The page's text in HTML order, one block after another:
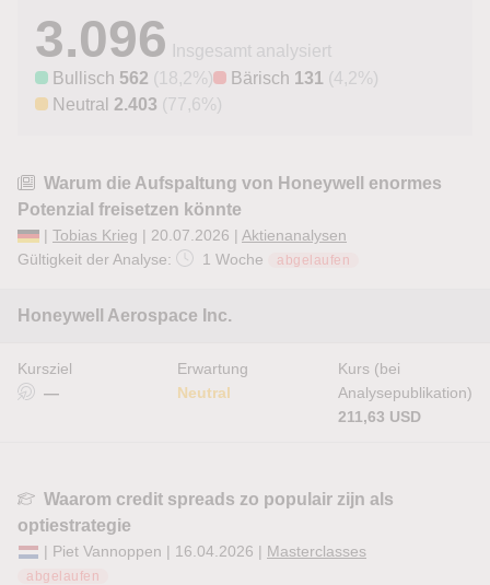
3.096
Insgesamt analysiert
Bullisch 562 (18,2%) Bärisch 131 (4,2%)
Neutral 2.403 (77,6%)
Warum die Aufspaltung von Honeywell enormes
Potenzial freisetzen könnte
| Tobias Krieg | 20.07.2026 | Aktienanalysen
Gültigkeit der Analyse:
1 Woche abgelaufen
Honeywell Aerospace Inc.
Kursziel
—
Erwartung
Neutral
Kurs (bei
Analysepublikation)
211,63 USD
Waarom credit spreads zo populair zijn als
optiestrategie
| Piet Vannoppen | 16.04.2026 | Masterclasses
abgelaufen